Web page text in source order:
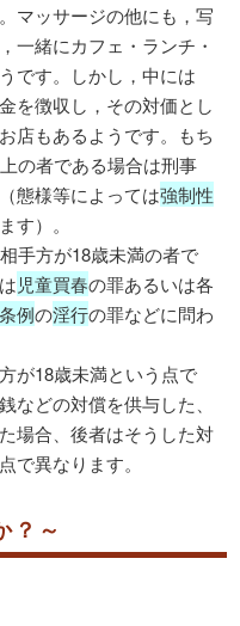
マッサージの他にも，写
一緒にカフェ・ランチ・
です。しかし，中には
を徴収し，その対価とし
店もあるようです。もち
の者である場合は刑事
態様等によっては強制性
す）。
手方が18歳未満の者で
児童買春の罪あるいは各
例の淫行の罪などに問わ
が18歳未満という点で
などの対償を供与した、
場合、後者はそうした対
で異なります。
？～